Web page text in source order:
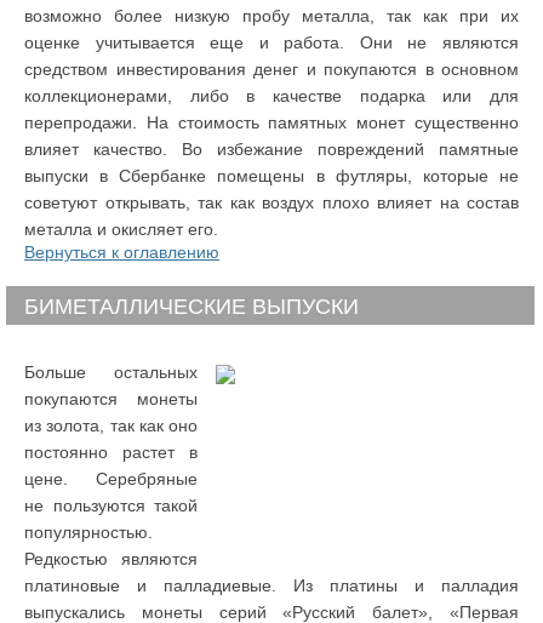
возможно более низкую пробу металла, так как при их
оценке учитывается еще и работа. Они не являются
средством инвестирования денег и покупаются в основном
коллекционерами, либо в качестве подарка или для
перепродажи. На стоимость памятных монет существенно
влияет качество. Во избежание повреждений памятные
выпуски в Сбербанке помещены в футляры, которые не
советуют открывать, так как воздух плохо влияет на состав
металла и окисляет его.
Вернуться к оглавлению
БИМЕТАЛЛИЧЕСКИЕ ВЫПУСКИ
Больше остальных
покупаются монеты
из золота, так как оно
постоянно растет в
цене. Серебряные
не пользуются такой
популярностью.
Редкостью являются
платиновые и палладиевые. Из платины и палладия
выпускались монеты серий «Русский балет», «Первая